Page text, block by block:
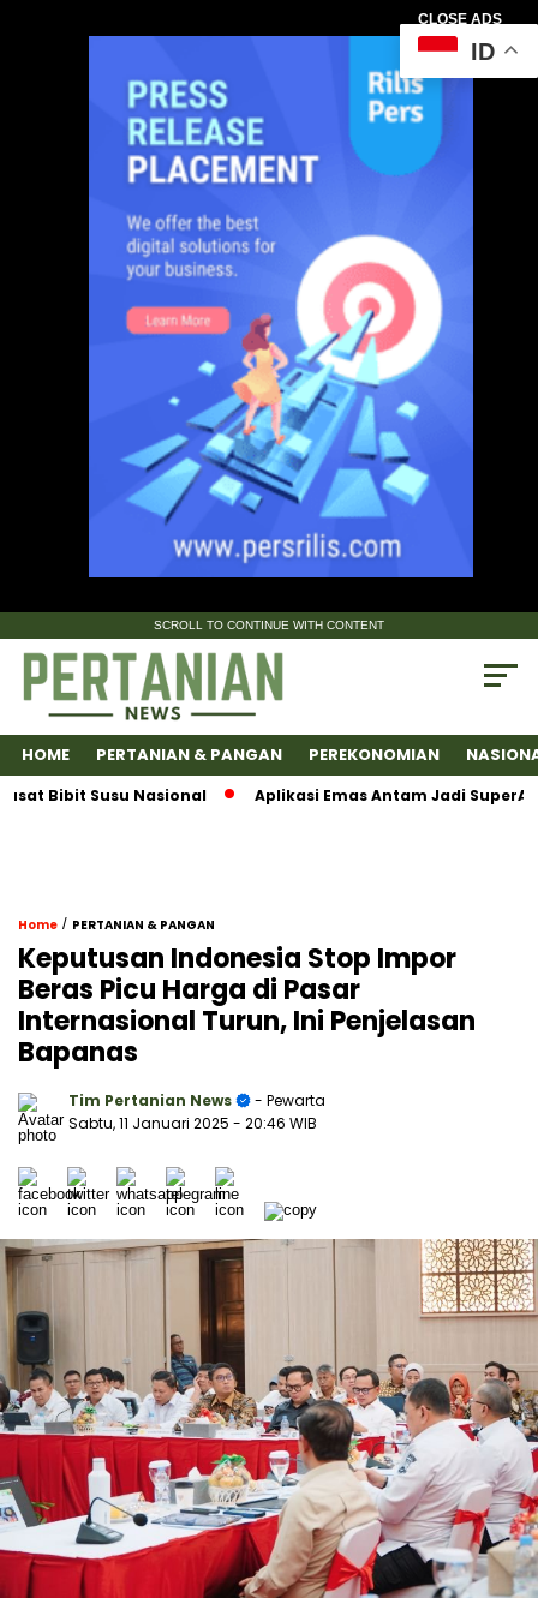
CLOSE ADS
SCROLL TO CONTINUE WITH CONTENT
HOME PERTANIAN & PANGAN PEREKONOMIAN
Susu Nasional Aplikasi Emas Antam Jadi SuperApps,
Home / PERTANIAN & PANGAN
Keputusan Indonesia Stop Impor
Beras Picu Harga di Pasar
Internasional Turun, Ini Penjelasan
Bapanas
Tim Pertanian News
- Pewarta
Sabtu, 11 Januari 2025 - 20:46 WIB
ID